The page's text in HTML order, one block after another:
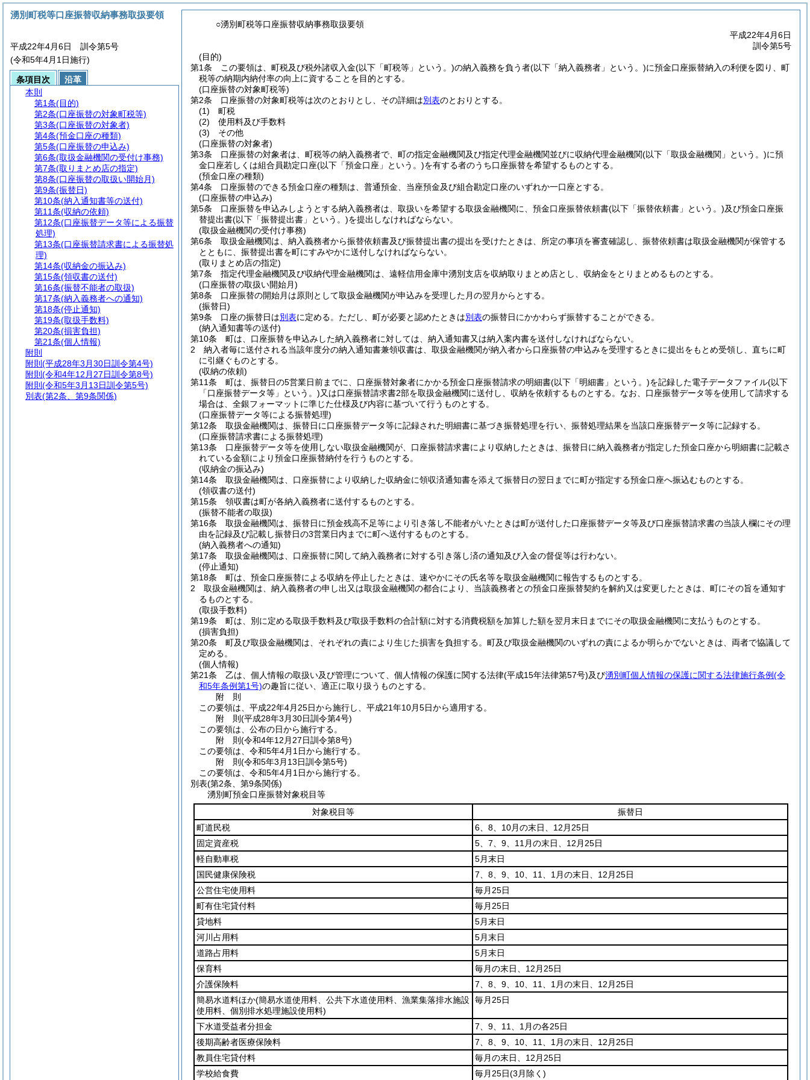
○湧別町税等口座振替収納事務取扱要領
平成22年4月6日
訓令第5号
(目的)
第1条
この要領は、町税及び税外諸収入金(以下「町税等」という。)の納入義務を負う者(以下「納入義務者」という。)に預金口座振替納入の利便を図り、町
税等の納期内納付率の向上に資することを目的とする。
(口座振替の対象町税等)
第2条
口座振替の対象町税等は次のとおりとし、その詳細は別表のとおりとする。
(1)
町税
(2)
使用料及び手数料
(3)
その他
(口座振替の対象者)
第3条
口座振替の対象者は、町税等の納入義務者で、町の指定金融機関及び指定代理金融機関並びに収納代理金融機関(以下「取扱金融機関」という。)に預
金口座若しくは組合員勘定口座(以下「預金口座」という。)を有する者のうち口座振替を希望するものとする。
(預金口座の種類)
第4条
口座振替のできる預金口座の種類は、普通預金、当座預金及び組合勘定口座のいずれか一口座とする。
(口座振替の申込み)
第5条
口座振替を申込みしようとする納入義務者は、取扱いを希望する取扱金融機関に、預金口座振替依頼書(以下「振替依頼書」という。)及び預金口座振
替提出書(以下「振替提出書」という。)を提出しなければならない。
(取扱金融機関の受付け事務)
第6条
取扱金融機関は、納入義務者から振替依頼書及び振替提出書の提出を受けたときは、所定の事項を審査確認し、振替依頼書は取扱金融機関が保管する
とともに、振替提出書を町にすみやかに送付しなければならない。
(取りまとめ店の指定)
第7条
指定代理金融機関及び収納代理金融機関は、遠軽信用金庫中湧別支店を収納取りまとめ店とし、収納金をとりまとめるものとする。
(口座振替の取扱い開始月)
第8条
口座振替の開始月は原則として取扱金融機関が申込みを受理した月の翌月からとする。
(振替日)
第9条
口座の振替日は別表に定める。 ただし、町が必要と認めたときは別表の振替日にかかわらず振替することができる。
(納入通知書等の送付)
第10条
町は、口座振替を申込みした納入義務者に対しては、納入通知書又は納入案内書を送付しなければならない。
2
納入者毎に送付される当該年度分の納入通知書兼領収書は、取扱金融機関が納入者から口座振替の申込みを受理するときに提出をもとめ受領し、直ちに町
に引継ぐものとする。
(収納の依頼)
第11条
町は、振替日の5営業日前までに、口座振替対象者にかかる預金口座振替請求の明細書(以下「明細書」という。)を記録した電子データファイル(以下
「口座振替データ等」という。)又は口座振替請求書2部を取扱金融機関に送付し、収納を依頼するものとする。 なお、口座振替データ等を使用して請求する
場合は、全銀フォーマットに準じた仕様及び内容に基づいて行うものとする。
(口座振替データ等による振替処理)
第12条
取扱金融機関は、振替日に口座振替データ等に記録された明細書に基づき振替処理を行い、振替処理結果を当該口座振替データ等に記録する。
(口座振替請求書による振替処理)
第13条
口座振替データ等を使用しない取扱金融機関が、口座振替請求書により収納したときは、振替日に納入義務者が指定した預金口座から明細書に記載さ
れている金額により預金口座振替納付を行うものとする。
(収納金の振込み)
第14条
取扱金融機関は、口座振替により収納した収納金に領収済通知書を添えて振替日の翌日までに町が指定する預金口座へ振込むものとする。
(領収書の送付)
第15条
領収書は町が各納入義務者に送付するものとする。
(振替不能者の取扱)
第16条
取扱金融機関は、振替日に預金残高不足等により引き落し不能者がいたときは町が送付した口座振替データ等及び口座振替請求書の当該人欄にその理
由を記録及び記載し振替日の3営業日内までに町へ送付するものとする。
(納入義務者への通知)
第17条
取扱金融機関は、口座振替に関して納入義務者に対する引き落し済の通知及び入金の督促等は行わない。
(停止通知)
第18条
町は、預金口座振替による収納を停止したときは、速やかにその氏名等を取扱金融機関に報告するものとする。
2
取扱金融機関は、納入義務者の申し出又は取扱金融機関の都合により、当該義務者との預金口座振替契約を解約又は変更したときは、町にその旨を通知す
るものとする。
(取扱手数料)
第19条
町は、別に定める取扱手数料及び取扱手数料の合計額に対する消費税額を加算した額を翌月末日までにその取扱金融機関に支払うものとする。
(損害負担)
第20条
町及び取扱金融機関は、それぞれの責により生じた損害を負担する。 町及び取扱金融機関のいずれの責によるか明らかでないときは、両者で協議して
定める。
(個人情報)
第21条
乙は、個人情報の取扱い及び管理について、個人情報の保護に関する法律(平成15年法律第57号)及び湧別町個人情報の保護に関する法律施行条例(令
和5年条例第1号)の趣旨に従い、適正に取り扱うものとする。
附 則
この要領は、平成22年4月25日から施行し、平成21年10月5日から適用する。
附 則(平成28年3月30日訓令第4号)
この要領は、公布の日から施行する。
附 則(令和4年12月27日訓令第8号)
この要領は、令和5年4月1日から施行する。
附 則(令和5年3月13日訓令第5号)
この要領は、令和5年4月1日から施行する。
別表(第2条、第9条関係)
湧別町預金口座振替対象税目等
対象税目等
振替日
町道民税
6、8、10月の末日、12月25日
固定資産税
5、7、9、11月の末日、12月25日
軽自動車税
5月末日
国民健康保険税
7、8、9、10、11、1月の末日、12月25日
公営住宅使用料
毎月25日
町有住宅貸付料
毎月25日
貸地料
5月末日
河川占用料
5月末日
道路占用料
5月末日
保育料
毎月の末日、12月25日
介護保険料
7、8、9、10、11、1月の末日、12月25日
簡易水道料ほか(簡易水道使用料、公共下水道使用料、漁業集落排水施設
使用料、個別排水処理施設使用料)
毎月25日
下水道受益者分担金
7、9、11、1月の各25日
後期高齢者医療保険料
7、8、9、10、11、1月の末日、12月25日
教員住宅貸付料
毎月の末日、12月25日
学校給食費
毎月25日(3月除く)
湧別町税等口座振替収納事務取扱要領
平成22年4月6日 訓令第5号
(令和5年4月1日施行)
条項目次
沿革
本則
第1条(目的)
第2条(口座振替の対象町税等)
第3条(口座振替の対象者)
第4条(預金口座の種類)
第5条(口座振替の申込み)
第6条(取扱金融機関の受付け事務)
第7条(取りまとめ店の指定)
第8条(口座振替の取扱い開始月)
第9条(振替日)
第10条(納入通知書等の送付)
第11条(収納の依頼)
第12条(口座振替データ等による振替
処理)
第13条(口座振替請求書による振替処
理)
第14条(収納金の振込み)
第15条(領収書の送付)
第16条(振替不能者の取扱)
第17条(納入義務者への通知)
第18条(停止通知)
第19条(取扱手数料)
第20条(損害負担)
第21条(個人情報)
附則
附則 (平成28年3月30日訓令第4号)
附則 (令和4年12月27日訓令第8号)
附則 (令和5年3月13日訓令第5号)
別表(第2条、第9条関係)